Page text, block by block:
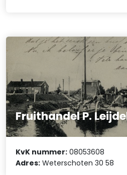
Fruithandel P.
KvK nummer: 08053608
Adres: Weterschoten 30 58